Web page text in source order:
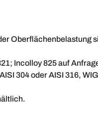
Oberflächenbelastung
Incolloy 825 auf
304 oder AISI 316,